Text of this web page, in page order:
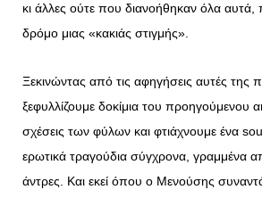
κι άλλες ούτε που διανοήθηκαν όλα
δρόμο μιας «κακιάς στιγμής».
Ξεκινώντας από τις αφηγήσεις αυτές της
ξεφυλλίζουμε δοκίμια του προηγούμενου
σχέσεις των φύλων και φτιάχνουμε ένα
ερωτικά τραγούδια σύγχρονα, γραμμένα
άντρες. Και εκεί όπου ο Μενούσης